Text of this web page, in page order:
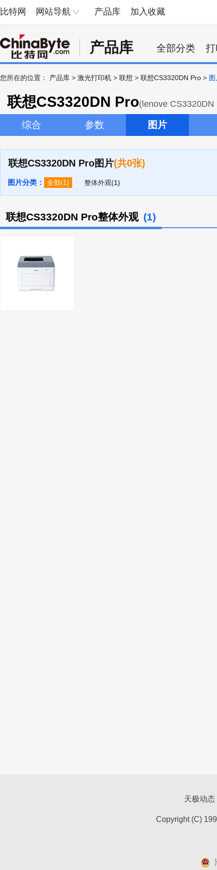
比特网 网站导航 产品库 加入收藏
产品库 全部分类
您所在的位置： 产品库 > 激光打印机 > 联想 > 联想CS3320DN Pro >
联想CS3320DN Pro(lenove CS3320DN
综合 参数 图片
联想CS3320DN Pro图片(共0张)
图片分类： 全部(1) 整体外观(1)
联想CS3320DN Pro整体外观 (1)
天极动态
Copyright (C)